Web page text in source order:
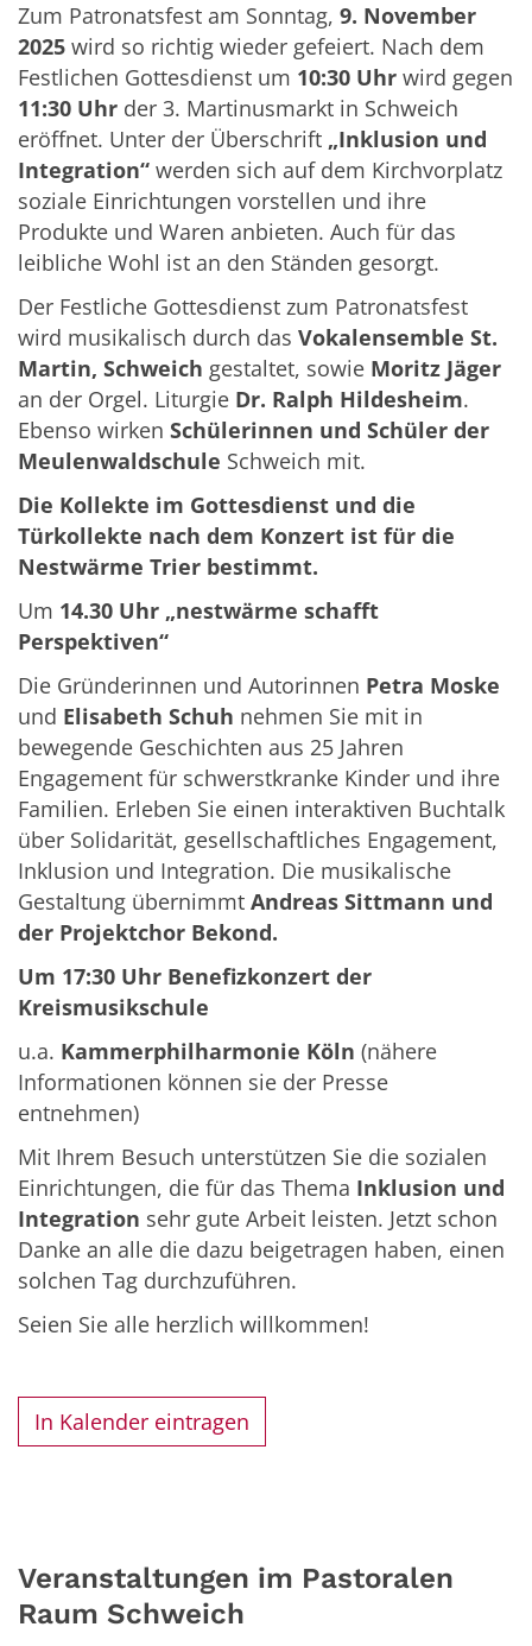
Zum Patronatsfest am Sonntag, 9. November
2025 wird so richtig wieder gefeiert. Nach dem
Festlichen Gottesdienst um 10:30 Uhr wird gegen
11:30 Uhr der 3. Martinusmarkt in Schweich
eröffnet. Unter der Überschrift „Inklusion und
Integration“ werden sich auf dem Kirchvorplatz
soziale Einrichtungen vorstellen und ihre
Produkte und Waren anbieten. Auch für das
leibliche Wohl ist an den Ständen gesorgt.
Der Festliche Gottesdienst zum Patronatsfest
wird musikalisch durch das Vokalensemble St.
Martin, Schweich gestaltet, sowie Moritz Jäger
an der Orgel. Liturgie Dr. Ralph Hildesheim.
Ebenso wirken Schülerinnen und Schüler der
Meulenwaldschule Schweich mit.
Die Kollekte im Gottesdienst und die
Türkollekte nach dem Konzert ist für die
Nestwärme Trier bestimmt.
Um 14.30 Uhr „nestwärme schafft
Perspektiven“
Die Gründerinnen und Autorinnen Petra Moske
und Elisabeth Schuh nehmen Sie mit in
bewegende Geschichten aus 25 Jahren
Engagement für schwerstkranke Kinder und ihre
Familien. Erleben Sie einen interaktiven Buchtalk
über Solidarität, gesellschaftliches Engagement,
Inklusion und Integration. Die musikalische
Gestaltung übernimmt Andreas Sittmann und
der Projektchor Bekond.
Um 17:30 Uhr Benefizkonzert der
Kreismusikschule
u.a. Kammerphilharmonie Köln (nähere
Informationen können sie der Presse
entnehmen)
Mit Ihrem Besuch unterstützen Sie die sozialen
Einrichtungen, die für das Thema Inklusion und
Integration sehr gute Arbeit leisten. Jetzt schon
Danke an alle die dazu beigetragen haben, einen
solchen Tag durchzuführen.
Seien Sie alle herzlich willkommen!
In Kalender eintragen
Veranstaltungen im Pastoralen
Raum Schweich